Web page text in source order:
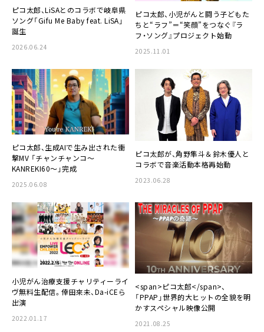
ピコ太郎、LiSAとのコラボで岐阜県
ソング「Gifu Me Baby feat. LiSA」
誕生
2026.06.24
ピコ太郎、小児がんと闘う子どもた
ちと“ラフ”＝“笑顔”をつなぐ『ラ
フ・ソング』プロジェクト始動
2025.11.01
ピコ太郎、生成AIで生み出された衝
撃MV 「チャンチャンコ～
KANREKI60～」完成
2025.06.08
ピコ太郎が、角野隼斗＆鈴木優人と
コラボで音楽活動本格再始動
2023.06.28
小児がん治療支援チャリティーライ
ヴ無料生配信。倖田來未、Da-iCEら
出演
2022.01.17
<span>ピコ太郎</span>、
「PPAP」世界的大ヒットの全貌を明
かすスペシャル映像公開
2021.08.25